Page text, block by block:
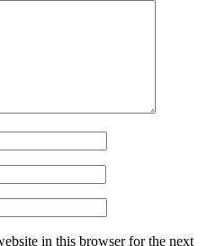
in this browser for the next